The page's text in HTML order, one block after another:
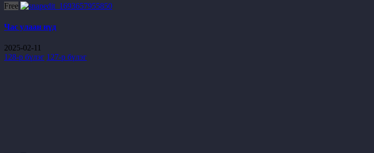
Free
Час улаан нүд
2025-02-11
128-р бүлэг 127-р бүлэг